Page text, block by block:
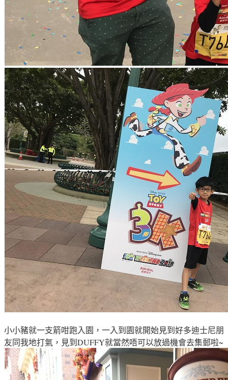
小小豬就一支箭咁跑入園，一入到園就開始見到好多迪士尼朋
友同我地打氣 ， 見到DUFFY就當然唔可以放過機會去集郵啦~